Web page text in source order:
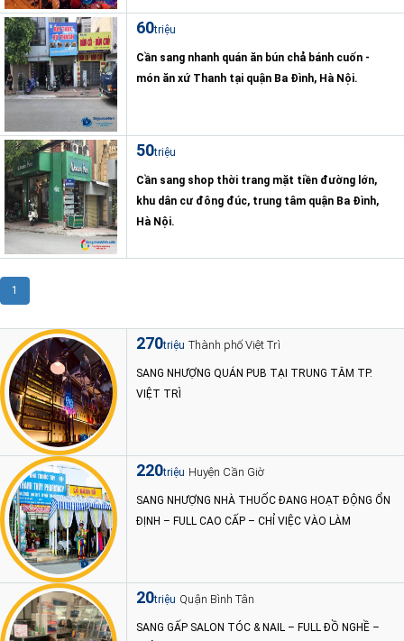
60triệu
Cần sang nhanh quán ăn bún chả bánh cuốn -
món ăn xứ Thanh tại quận Ba Đình, Hà Nội.
50triệu
Cần sang shop thời trang mặt tiền đường lớn,
khu dân cư đông đúc, trung tâm quận Ba Đình,
Hà Nội.
1
270triệu Thành phố Việt Trì
SANG NHƯỢNG QUÁN PUB TẠI TRUNG TÂM TP.
VIỆT TRÌ
220triệu Huyện Cần Giờ
SANG NHƯỢNG NHÀ THUỐC ĐANG HOẠT ĐỘNG ỔN
ĐỊNH – FULL CAO CẤP – CHỈ VIỆC VÀO LÀM
20triệu Quận Bình Tân
SANG GẤP SALON TÓC & NAIL – FULL ĐỒ NGHỀ –